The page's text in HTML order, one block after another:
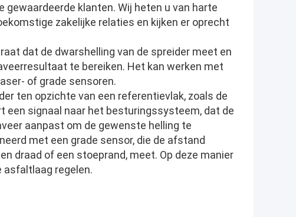
klanten. Wij heten u van harte
zakelijke relaties en kijken er oprecht
dat de dwarshelling van de spreider meet en
te bereiken. Het kan werken met
of grade sensoren.
ten opzichte van een referentievlak, zoals de
signaal naar het besturingssysteem, dat de
aanpast om de gewenste helling te
met een grade sensor, die de afstand
draad of een stoeprand, meet. Op deze manier
asfaltlaag regelen.